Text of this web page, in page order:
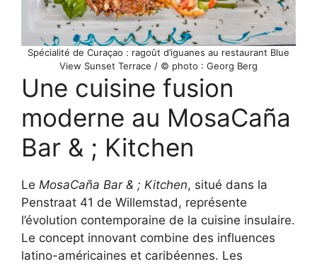
Spécialité de Curaçao : ragoût d’iguanes au restaurant Blue
View Sunset Terrace / © photo : Georg Berg
Une cuisine fusion
moderne au MosaCaña
Bar & ; Kitchen
Le MosaCaña Bar & ; Kitchen, situé dans la
Penstraat 41 de Willemstad, représente
l’évolution contemporaine de la cuisine insulaire.
Le concept innovant combine des influences
latino-américaines et caribéennes. Les